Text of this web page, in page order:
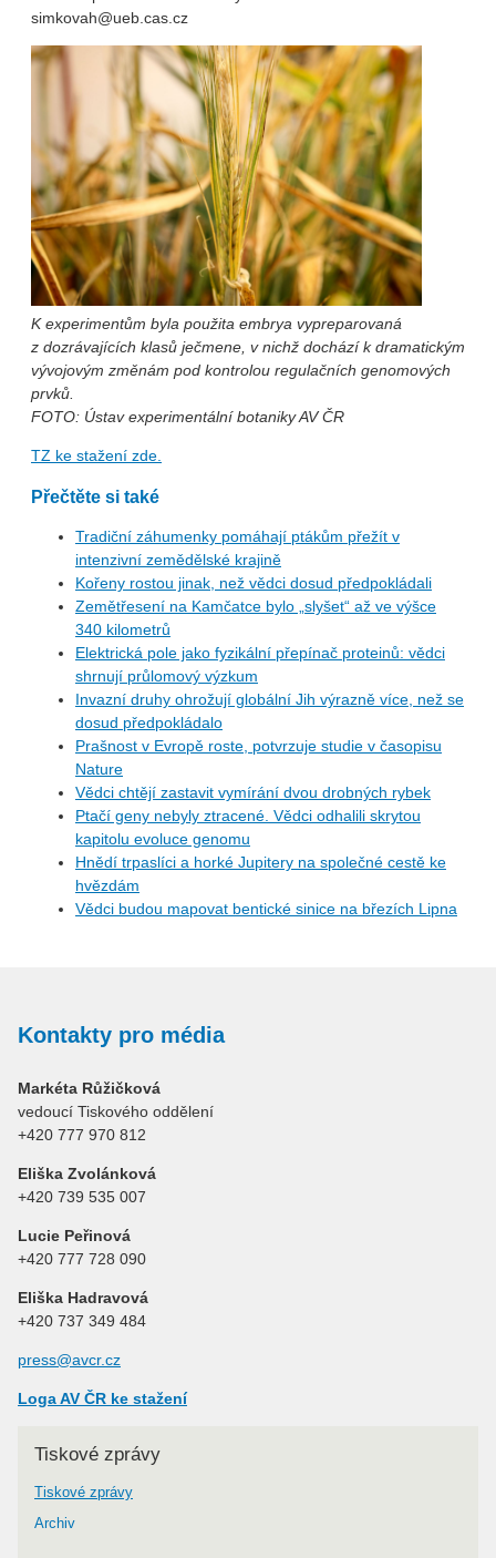
simkovah@ueb.cas.cz
K experimentům byla použita embrya vypreparovaná
z dozrávajících klasů ječmene, v nichž dochází k dramatickým
vývojovým změnám pod kontrolou regulačních genomových
prvků.
FOTO: Ústav experimentální botaniky AV ČR
TZ ke stažení zde.
Přečtěte si také
Tradiční záhumenky pomáhají ptákům přežít v
intenzivní zemědělské krajině
Kořeny rostou jinak, než vědci dosud předpokládali
Zemětřesení na Kamčatce bylo „slyšet“ až ve výšce
340 kilometrů
Elektrická pole jako fyzikální přepínač proteinů: vědci
shrnují průlomový výzkum
Invazní druhy ohrožují globální Jih výrazně více, než se
dosud předpokládalo
Prašnost v Evropě roste, potvrzuje studie v časopisu
Nature
Vědci chtějí zastavit vymírání dvou drobných rybek
Ptačí geny nebyly ztracené. Vědci odhalili skrytou
kapitolu evoluce genomu
Hnědí trpaslíci a horké Jupitery na společné cestě ke
hvězdám
Vědci budou mapovat bentické sinice na březích Lipna
Kontakty pro média
Markéta Růžičková
vedoucí Tiskového oddělení
+420 777 970 812
Eliška Zvolánková
+420 739 535 007
Lucie Peřinová
+420 777 728 090
Eliška Hadravová
+420 737 349 484
press@avcr.cz
Loga AV ČR ke stažení
Tiskové zprávy
Tiskové zprávy
Archiv